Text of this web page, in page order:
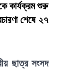
কার্যক্রম শুরু
শেষে ২৭
ছাত্র সংসদ